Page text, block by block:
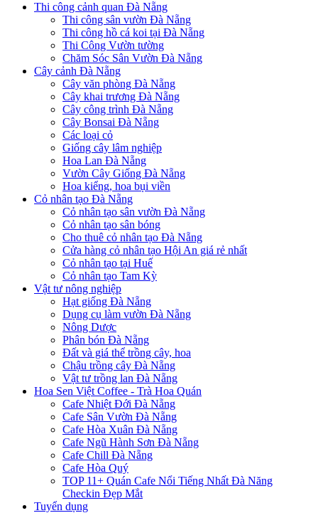
Thi công cảnh quan Đà Nẵng
Thi công sân vườn Đà Nẵng
Thi công hồ cá koi tại Đà Nẵng
Thi Công Vườn tường
Chăm Sóc Sân Vườn Đà Nẵng
Cây cảnh Đà Nẵng
Cây văn phòng Đà Nẵng
Cây khai trương Đà Nẵng
Cây công trình Đà Nẵng
Cây Bonsai Đà Nẵng
Các loại cỏ
Giống cây lâm nghiệp
Hoa Lan Đà Nẵng
Vườn Cây Giống Đà Nẵng
Hoa kiểng, hoa bụi viền
Cỏ nhân tạo Đà Nẵng
Cỏ nhân tạo sân vườn Đà Nẵng
Cỏ nhân tạo sân bóng
Cho thuê cỏ nhân tạo Đà Nẵng
Cửa hàng cỏ nhân tạo Hội An giá rẻ nhất
Cỏ nhân tạo tại Huế
Cỏ nhân tạo Tam Kỳ
Vật tư nông nghiệp
Hạt giống Đà Nẵng
Dụng cụ làm vườn Đà Nẵng
Nông Dược
Phân bón Đà Nẵng
Đất và giá thể trồng cây, hoa
Chậu trồng cây Đà Nẵng
Vật tư trồng lan Đà Nẵng
Hoa Sen Việt Coffee - Trà Hoa Quán
Cafe Nhiệt Đới Đà Nẵng
Cafe Sân Vườn Đà Nẵng
Cafe Hòa Xuân Đà Nẵng
Cafe Ngũ Hành Sơn Đà Nẵng
Cafe Chill Đà Nẵng
Cafe Hòa Quý
TOP 11+ Quán Cafe Nổi Tiếng Nhất Đà Năng
Checkin Đẹp Mắt
Tuyển dụng